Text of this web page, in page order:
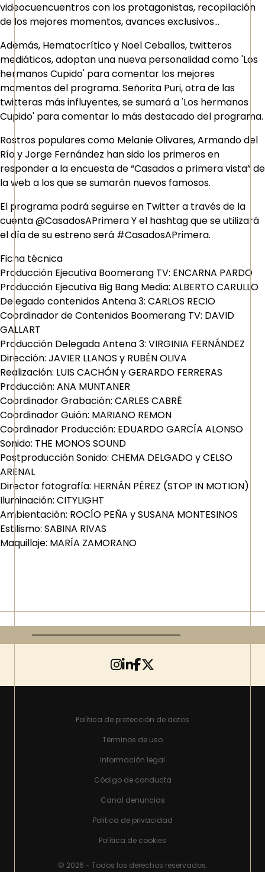
videocuencuentros con los protagonistas, recopilación
de los mejores momentos, avances exclusivos…
Además, Hematocrítico y Noel Ceballos, twitteros
mediáticos, adoptan una nueva personalidad como 'Los
hermanos Cupido' para comentar los mejores
momentos del programa. Señorita Puri, otra de las
twitteras más influyentes, se sumará a 'Los hermanos
Cupido' para comentar lo más destacado del programa.
Rostros populares como Melanie Olivares, Armando del
Río y Jorge Fernández han sido los primeros en
responder a la encuesta de “Casados a primera vista” de
la web a los que se sumarán nuevos famosos.
El programa podrá seguirse en Twitter a través de la
cuenta @CasadosAPrimera Y el hashtag que se utilizará
el día de su estreno será #CasadosAPrimera.
Ficha técnica
Producción Ejecutiva Boomerang TV: ENCARNA PARDO
Producción Ejecutiva Big Bang Media: ALBERTO CARULLO
Delegado contenidos Antena 3: CARLOS RECIO
Coordinador de Contenidos Boomerang TV: DAVID
GALLART
Producción Delegada Antena 3: VIRGINIA FERNÁNDEZ
Dirección: JAVIER LLANOS y RUBÉN OLIVA
Realización: LUIS CACHÓN y GERARDO FERRERAS
Producción: ANA MUNTANER
Coordinador Grabación: CARLES CABRÉ
Coordinador Guión: MARIANO REMON
Coordinador Producción: EDUARDO GARCÍA ALONSO
Sonido: THE MONOS SOUND
Postproducción Sonido: CHEMA DELGADO y CELSO
ARENAL
Director fotografía: HERNÁN PÉREZ (STOP IN MOTION)
Iluminación: CITYLIGHT
Ambientación: ROCÍO PEÑA y SUSANA MONTESINOS
Estilismo: SABINA RIVAS
Maquillaje: MARÍA ZAMORANO
Política de protección de datos
Términos de uso
Información legal
Código de conducta
Canal denuncias
Politica de privacidad
Política de cookies
© 2026 - Todos los derechos reservados.